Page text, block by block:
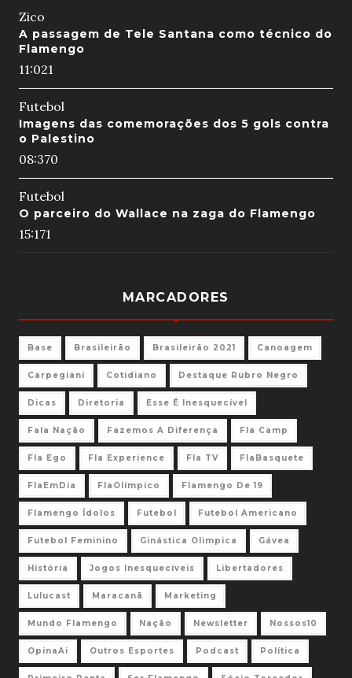
Zico
A passagem de Tele Santana como técnico do
Flamengo
11:021
Futebol
Imagens das comemorações dos 5 gols contra
o Palestino
08:370
Futebol
O parceiro do Wallace na zaga do Flamengo
15:171
MARCADORES
Base Brasileirão Brasileirão 2021 Canoagem
Carpegiani Cotidiano Destaque Rubro Negro
Dicas Diretoria Esse É Inesquecível
Fala Nação Fazemos A Diferença Fla Camp
Fla Ego Fla Experience Fla TV FlaBasquete
FlaEmDia FlaOlímpico Flamengo De 19
Flamengo Ídolos Futebol Futebol Americano
Futebol Feminino Ginástica Olimpica Gávea
História Jogos Inesquecíveis Libertadores
Lulucast Maracanã Marketing
Mundo Flamengo Nação Newsletter Nossos10
OpinaAi Outros Esportes Podcast Política